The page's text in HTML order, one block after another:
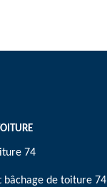
74
bâchage de toiture 74